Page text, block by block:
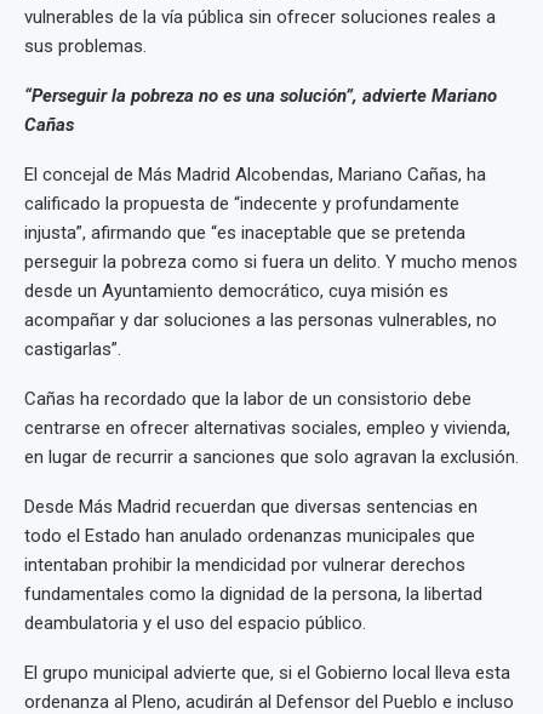
vulnerables de la vía pública sin ofrecer soluciones reales a
sus problemas.
“Perseguir la pobreza no es una solución”, advierte Mariano
Cañas
El concejal de Más Madrid Alcobendas, Mariano Cañas, ha
calificado la propuesta de “indecente y profundamente
injusta”, afirmando que “es inaceptable que se pretenda
perseguir la pobreza como si fuera un delito. Y mucho menos
desde un Ayuntamiento democrático, cuya misión es
acompañar y dar soluciones a las personas vulnerables, no
castigarlas”.
Cañas ha recordado que la labor de un consistorio debe
centrarse en ofrecer alternativas sociales, empleo y vivienda,
en lugar de recurrir a sanciones que solo agravan la exclusión.
Desde Más Madrid recuerdan que diversas sentencias en
todo el Estado han anulado ordenanzas municipales que
intentaban prohibir la mendicidad por vulnerar derechos
fundamentales como la dignidad de la persona, la libertad
deambulatoria y el uso del espacio público.
El grupo municipal advierte que, si el Gobierno local lleva esta
ordenanza al Pleno, acudirán al Defensor del Pueblo e incluso